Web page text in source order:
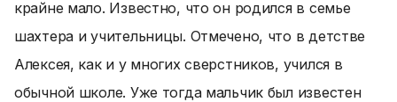
крайне мало. Известно, что он родился в семье
шахтера и учительницы. Отмечено, что в детстве
Алексея, как и у многих сверстников, учился в
обычной школе. Уже тогда мальчик был известен